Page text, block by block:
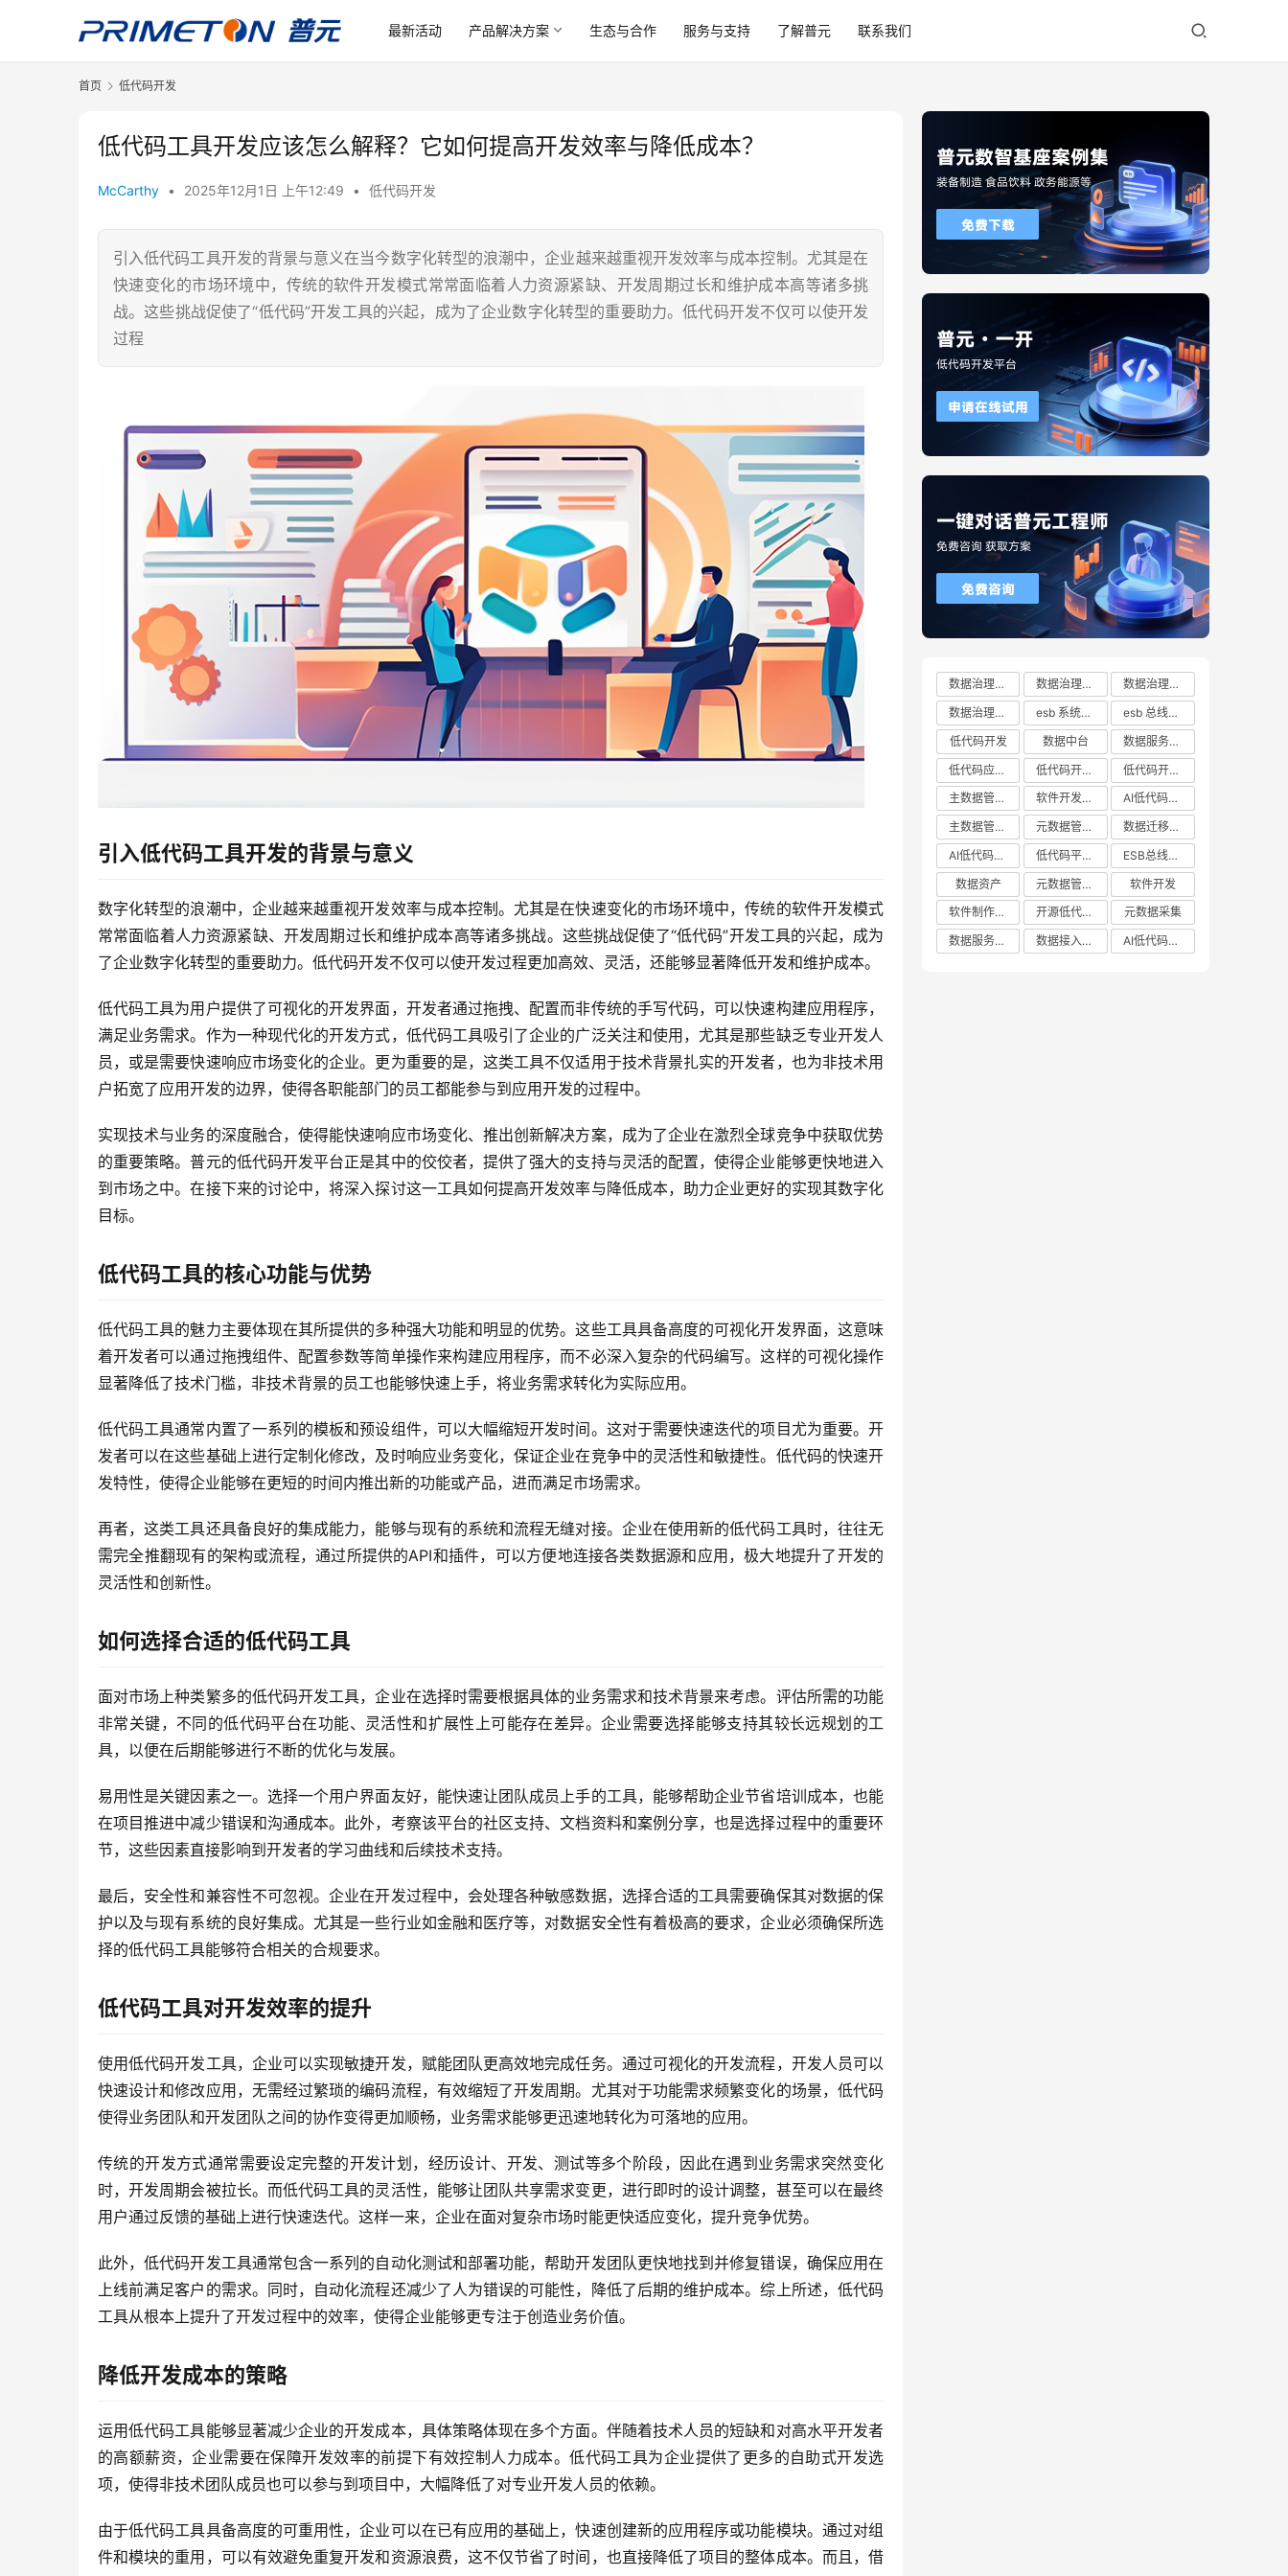
最新活动 产品解决方案 生态与合作 服务与支持 了解普元 联系我们
首页 低代码开发
低代码工具开发应该怎么解释？它如何提高开发效率与降低成本？
McCarthy • 2025年12月1日 上午12:49 • 低代码开发
引入低代码工具开发的背景与意义在当今数字化转型的浪潮中，企业越来越重视开发效率与成本控制。尤其是在
快速变化的市场环境中，传统的软件开发模式常常面临着人力资源紧缺、开发周期过长和维护成本高等诸多挑
战。这些挑战促使了“低代码”开发工具的兴起，成为了企业数字化转型的重要助力。低代码开发不仅可以使开发
过程
引入低代码工具开发的背景与意义
数字化转型的浪潮中，企业越来越重视开发效率与成本控制。尤其是在快速变化的市场环境中，传统的软件开发模式
常常面临着人力资源紧缺、开发周期过长和维护成本高等诸多挑战。这些挑战促使了“低代码”开发工具的兴起，成为
了企业数字化转型的重要助力。低代码开发不仅可以使开发过程更加高效、灵活，还能够显著降低开发和维护成本。
低代码工具为用户提供了可视化的开发界面，开发者通过拖拽、配置而非传统的手写代码，可以快速构建应用程序，
满足业务需求。作为一种现代化的开发方式，低代码工具吸引了企业的广泛关注和使用，尤其是那些缺乏专业开发人
员，或是需要快速响应市场变化的企业。更为重要的是，这类工具不仅适用于技术背景扎实的开发者，也为非技术用
户拓宽了应用开发的边界，使得各职能部门的员工都能参与到应用开发的过程中。
实现技术与业务的深度融合，使得能快速响应市场变化、推出创新解决方案，成为了企业在激烈全球竞争中获取优势
的重要策略。普元的低代码开发平台正是其中的佼佼者，提供了强大的支持与灵活的配置，使得企业能够更快地进入
到市场之中。在接下来的讨论中，将深入探讨这一工具如何提高开发效率与降低成本，助力企业更好的实现其数字化
目标。
低代码工具的核心功能与优势
低代码工具的魅力主要体现在其所提供的多种强大功能和明显的优势。这些工具具备高度的可视化开发界面，这意味
着开发者可以通过拖拽组件、配置参数等简单操作来构建应用程序，而不必深入复杂的代码编写。这样的可视化操作
显著降低了技术门槛，非技术背景的员工也能够快速上手，将业务需求转化为实际应用。
低代码工具通常内置了一系列的模板和预设组件，可以大幅缩短开发时间。这对于需要快速迭代的项目尤为重要。开
发者可以在这些基础上进行定制化修改，及时响应业务变化，保证企业在竞争中的灵活性和敏捷性。低代码的快速开
发特性，使得企业能够在更短的时间内推出新的功能或产品，进而满足市场需求。
再者，这类工具还具备良好的集成能力，能够与现有的系统和流程无缝对接。企业在使用新的低代码工具时，往往无
需完全推翻现有的架构或流程，通过所提供的API和插件，可以方便地连接各类数据源和应用，极大地提升了开发的
灵活性和创新性。
如何选择合适的低代码工具
面对市场上种类繁多的低代码开发工具，企业在选择时需要根据具体的业务需求和技术背景来考虑。评估所需的功能
非常关键，不同的低代码平台在功能、灵活性和扩展性上可能存在差异。企业需要选择能够支持其较长远规划的工
具，以便在后期能够进行不断的优化与发展。
易用性是关键因素之一。选择一个用户界面友好，能快速让团队成员上手的工具，能够帮助企业节省培训成本，也能
在项目推进中减少错误和沟通成本。此外，考察该平台的社区支持、文档资料和案例分享，也是选择过程中的重要环
节，这些因素直接影响到开发者的学习曲线和后续技术支持。
最后，安全性和兼容性不可忽视。企业在开发过程中，会处理各种敏感数据，选择合适的工具需要确保其对数据的保
护以及与现有系统的良好集成。尤其是一些行业如金融和医疗等，对数据安全性有着极高的要求，企业必须确保所选
择的低代码工具能够符合相关的合规要求。
低代码工具对开发效率的提升
使用低代码开发工具，企业可以实现敏捷开发，赋能团队更高效地完成任务。通过可视化的开发流程，开发人员可以
快速设计和修改应用，无需经过繁琐的编码流程，有效缩短了开发周期。尤其对于功能需求频繁变化的场景，低代码
使得业务团队和开发团队之间的协作变得更加顺畅，业务需求能够更迅速地转化为可落地的应用。
传统的开发方式通常需要设定完整的开发计划，经历设计、开发、测试等多个阶段，因此在遇到业务需求突然变化
时，开发周期会被拉长。而低代码工具的灵活性，能够让团队共享需求变更，进行即时的设计调整，甚至可以在最终
用户通过反馈的基础上进行快速迭代。这样一来，企业在面对复杂市场时能更快适应变化，提升竞争优势。
此外，低代码开发工具通常包含一系列的自动化测试和部署功能，帮助开发团队更快地找到并修复错误，确保应用在
上线前满足客户的需求。同时，自动化流程还减少了人为错误的可能性，降低了后期的维护成本。综上所述，低代码
工具从根本上提升了开发过程中的效率，使得企业能够更专注于创造业务价值。
降低开发成本的策略
运用低代码工具能够显著减少企业的开发成本，具体策略体现在多个方面。伴随着技术人员的短缺和对高水平开发者
的高额薪资，企业需要在保障开发效率的前提下有效控制人力成本。低代码工具为企业提供了更多的自助式开发选
项，使得非技术团队成员也可以参与到项目中，大幅降低了对专业开发人员的依赖。
由于低代码工具具备高度的可重用性，企业可以在已有应用的基础上，快速创建新的应用程序或功能模块。通过对组
件和模块的重用，可以有效避免重复开发和资源浪费，这不仅节省了时间，也直接降低了项目的整体成本。而且，借
数据治理方案 数据治理方案哪家好
数据治理方案有哪些
数据治理方案推荐
esb 系统都有哪些
esb 总线十大厂商排行榜
低代码开发
数据中台
数据服务总线
低代码应用平台
低代码开发云平台
低代码开发平台
主数据管理系统
软件开发平台
AI低代码开发
主数据管理平台
元数据管理系统
数据迁移工具
AI低代码开发云平台
低代码平台哪家好
ESB总线技术
数据资产
元数据管理系统哪家好
软件开发
软件制作平台
开源低代码平台
元数据采集
数据服务平台
数据接入管理系统 AI低代码应用平台